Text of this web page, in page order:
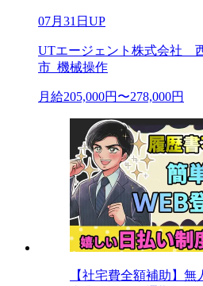
07月31日UP
UTエージェント株式会社
市_機械操作
月給205,000円〜278,000円
【社宅費全額補助】